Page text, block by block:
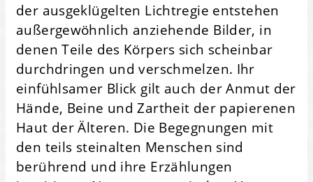
der ausgeklügelten Lichtregie entstehen
außergewöhnlich anziehende Bilder, in
denen Teile des Körpers sich scheinbar
durchdringen und verschmelzen. Ihr
einfühlsamer Blick gilt auch der Anmut der
Hände, Beine und Zartheit der papierenen
Haut der Älteren. Die Begegnungen mit
den teils steinalten Menschen sind
berührend und ihre Erzählungen